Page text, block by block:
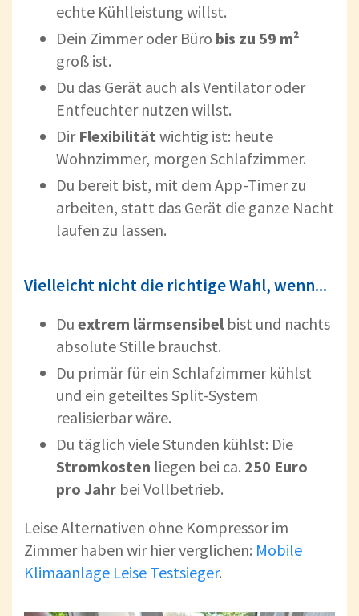
echte Kühlleistung willst.
Dein Zimmer oder Büro bis zu 59 m²
groß ist.
Du das Gerät auch als Ventilator oder
Entfeuchter nutzen willst.
Dir Flexibilität wichtig ist: heute
Wohnzimmer, morgen Schlafzimmer.
Du bereit bist, mit dem App-Timer zu
arbeiten, statt das Gerät die ganze Nacht
laufen zu lassen.
Vielleicht nicht die richtige Wahl, wenn...
Du extrem lärmsensibel bist und nachts
absolute Stille brauchst.
Du primär für ein Schlafzimmer kühlst
und ein geteiltes Split-System
realisierbar wäre.
Du täglich viele Stunden kühlst: Die
Stromkosten liegen bei ca. 250 Euro
pro Jahr bei Vollbetrieb.
Leise Alternativen ohne Kompressor im
Zimmer haben wir hier verglichen: Mobile
Klimaanlage Leise Testsieger.